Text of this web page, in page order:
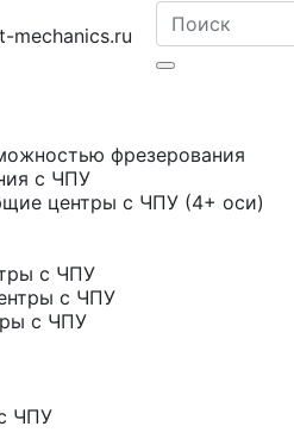
mechanics.ru
фрезерования
с ЧПУ
центры с ЧПУ (4+ оси)
с ЧПУ
с ЧПУ
с ЧПУ
ЧПУ